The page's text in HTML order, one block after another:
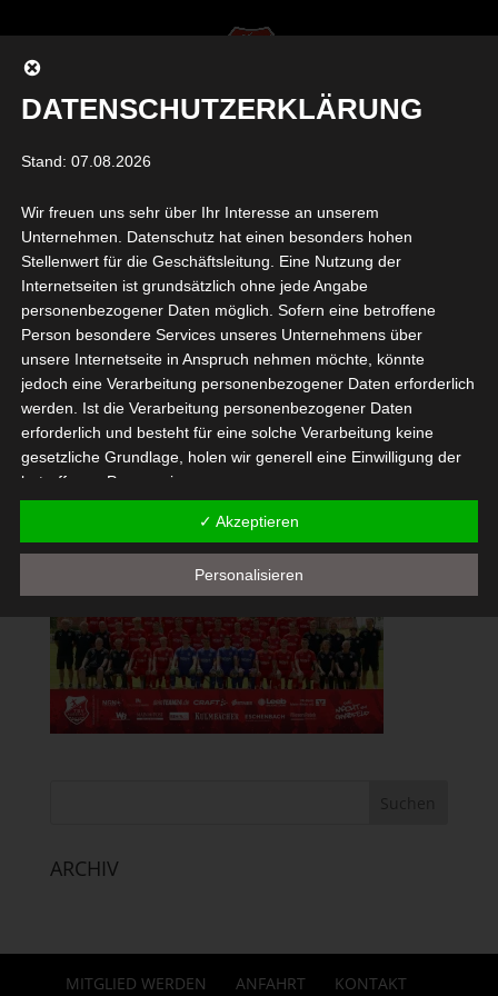
TSV_I_2425
vonDaniel Raab|Juli 27, 2024|0 Kommentare
ARCHIV
MITGLIED WERDEN ANFAHRT KONTAKT
DATENSCHUTZERKLÄRUNG
Stand: 07.08.2026
Wir freuen uns sehr über Ihr Interesse an unserem
Unternehmen. Datenschutz hat einen besonders hohen
Stellenwert für die Geschäftsleitung. Eine Nutzung der
Internetseiten ist grundsätzlich ohne jede Angabe
personenbezogener Daten möglich. Sofern eine betroffene
Person besondere Services unseres Unternehmens über
unsere Internetseite in Anspruch nehmen möchte, könnte
jedoch eine Verarbeitung personenbezogener Daten erforderlich
werden. Ist die Verarbeitung personenbezogener Daten
erforderlich und besteht für eine solche Verarbeitung keine
gesetzliche Grundlage, holen wir generell eine Einwilligung der
betroffenen Person ein.
Die Verarbeitung personenbezogener Daten, beispielsweise des
Namens, der Anschrift, E-Mail-Adresse oder Telefonnummer
einer betroffenen Person, erfolgt stets im Einklang mit der
für uns geltenden landesspezifischen
Datenschutzbestimmungen. Mittels dieser Datenschutzerklärung
möchte unser Unternehmen die Öffentlichkeit über Art, Umfang
und Zweck der von uns erhobenen, genutzten und verarbeiteten
personenbezogenen Daten informieren. Ferner werden
einen möglichst lückenlosen Schutz der über diese Internetseite
grundsätzlich Sicherheitslücken aufweisen, sodass ein absoluter
Schutz nicht gewährleistet werden kann. Aus diesem Grund
✓ Akzeptieren
Personalisieren